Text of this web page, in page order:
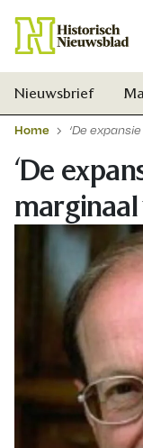
Nieuwsbrief
Home ‘De
‘De
marginaal